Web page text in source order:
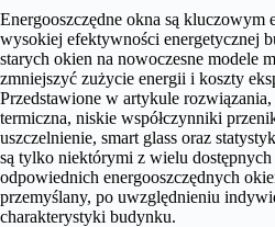
Energooszczędne okna są kluczowym
wysokiej efektywności energetycznej
starych okien na nowoczesne modele
zmniejszyć zużycie energii i koszty
Przedstawione w artykule
termiczna, niskie współczynniki
uszczelnienie, smart glass oraz
są tylko niektórymi z wielu
odpowiednich energooszczędnych
przemyślany, po uwzględnieniu
charakterystyki budynku.